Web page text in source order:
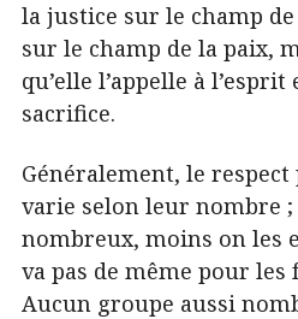
la justice sur le champ
sur le champ de la paix,
qu’elle l’appelle à
sacrifice.
Généralement, le
varie selon leur nombre
nombreux, moins on les
va pas de même pour les
Aucun groupe aussi